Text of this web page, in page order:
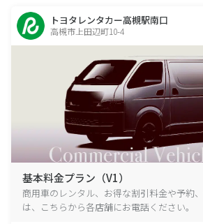
トヨタレンタカー高槻駅南口
高槻市上田辺町10-4
基本料金プラン（V1）
商用車のレンタル、お得な割引料金や予約
は、こちらから各店舗にお電話ください。